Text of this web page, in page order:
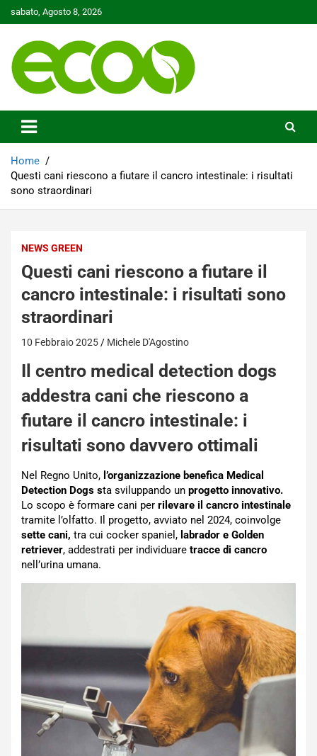
to
sabato, Agosto 8, 2026
Ecoo.it
Home
Questi cani riescono a fiutare il cancro intestinale: i risultati
sono straordinari
NEWS GREEN
Questi cani riescono a fiutare il
cancro intestinale: i risultati sono
straordinari
10 Febbraio 2025 Michele D'Agostino
Il centro medical detection dogs
addestra cani che riescono a
fiutare il cancro intestinale: i
risultati sono davvero ottimali
Nel Regno Unito, l’organizzazione benefica Medical
Detection Dogs sta sviluppando un progetto innovativo.
Lo scopo è formare cani per rilevare il cancro intestinale
tramite l’olfatto. Il progetto, avviato nel 2024, coinvolge
sette cani, tra cui cocker spaniel, labrador e Golden
retriever, addestrati per individuare tracce di cancro
nell’urina umana.